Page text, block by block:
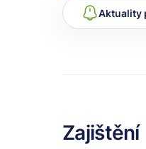
Aktuality
Zajištění